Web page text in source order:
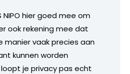
NIPO hier goed mee om
ook rekening mee dat
manier vaak precies aan
kunnen worden
je privacy pas echt